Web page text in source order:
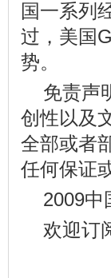
国一系列
过，美国
势。
免责声
创性以及
全部或者
任何保证
2009中
欢迎订